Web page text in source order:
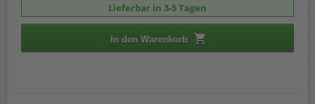
Lieferbar in 3-5 Tagen
In den Warenkorb